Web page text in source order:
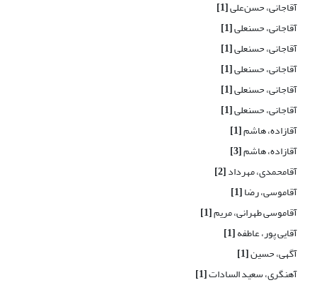
آقاجانی، حسن‌علی[1]
آقاجانی، حسنعلی[1]
آقاجانی، حسنعلی[1]
آقاجانی، حسنعلی[1]
آقاجانی، حسنعلی[1]
آقاجانی، حسنعلی[1]
آقازاده، هاشم[1]
آقازاده، هاشم[3]
آقامحمدی، مهرداد[2]
آقاموسی، رضا[1]
آقاموسی طهرانی، مریم[1]
آقایی پور، عاطفه[1]
آگهی، حسین[1]
آهنگری، سعید السادات[1]